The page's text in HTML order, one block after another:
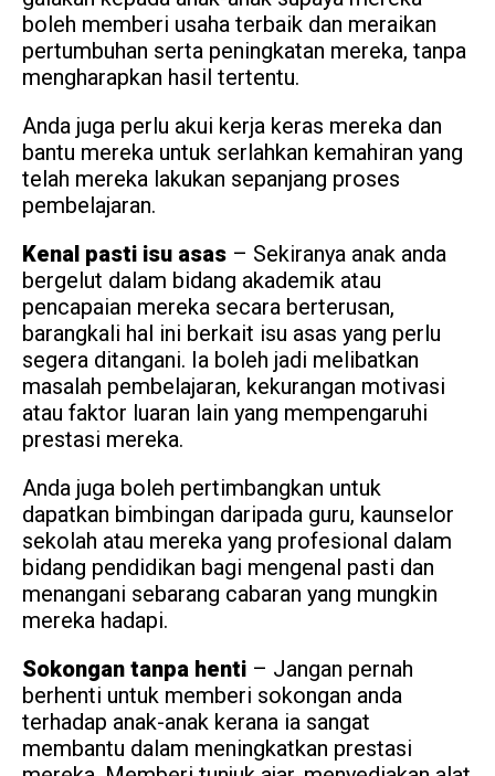
boleh memberi usaha terbaik dan meraikan
pertumbuhan serta peningkatan mereka, tanpa
mengharapkan hasil tertentu.
Anda juga perlu akui kerja keras mereka dan
bantu mereka untuk serlahkan kemahiran yang
telah mereka lakukan sepanjang proses
pembelajaran.
Kenal pasti isu asas – Sekiranya anak anda
bergelut dalam bidang akademik atau
pencapaian mereka secara berterusan,
barangkali hal ini berkait isu asas yang perlu
segera ditangani. Ia boleh jadi melibatkan
masalah pembelajaran, kekurangan motivasi
atau faktor luaran lain yang mempengaruhi
prestasi mereka.
Anda juga boleh pertimbangkan untuk
dapatkan bimbingan daripada guru, kaunselor
sekolah atau mereka yang profesional dalam
bidang pendidikan bagi mengenal pasti dan
menangani sebarang cabaran yang mungkin
mereka hadapi.
Sokongan tanpa henti – Jangan pernah
berhenti untuk memberi sokongan anda
terhadap anak-anak kerana ia sangat
membantu dalam meningkatkan prestasi